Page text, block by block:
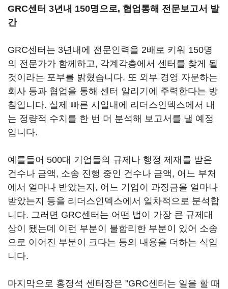
GRC센터 3년내 150명으로, 협업통해 전문보고서 발
간
GRC센터는 3년내에 전문인력을 2배로 키워 150명
의 전문가가 함께하고, 각계각층에서 센터를 찾게 될
것이라는 포부를 밝혔습니다. 또 외부 경영 자문하는
회사 등과 협업을 통해 센터 알리기에 주력한다는 방
침입니다. 실제 빠른 시일내에 리더스인덱스에서 내
는 정량적 수치를 한 번 더 분석해 보고서를 낼 예정
입니다.
예를들어 500대 기업들의 규제나 행정 제재를 받은
건수나 금액, 소송 진행 중인 건수나 금액, 어느 부처
에서 얼마나 받았는지, 어느 기업이 과징금을 얼마나
받았는지 등을 리더스인덱스에서 일차적으로 분석합
니다. 그러면 GRC센터는 어떤 법이 가장 큰 규제대
상이 됐는데 이런 부분이 불합리한 부분이 있어 소송
으로 이어진 부분이 크다는 등의 내용을 더하는 식입
니다.
마지막으로 홍정석 센터장은 "GRC센터는 일을 할 때